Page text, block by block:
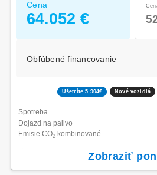
Cena
64.052 €
Obľúbené financovanie
Ušetríte 5.904€ Nové vozidlá
Spotreba
Dojazd na palivo
Emisie CO2kombinované
Zobraziť